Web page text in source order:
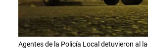
Agentes de la Policía Local detuvieron al